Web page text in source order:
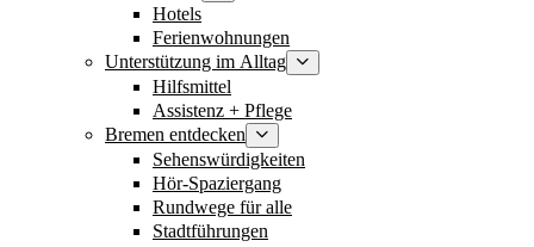
Hotels
Ferienwohnungen
Unterstützung im Alltag
Hilfsmittel
Assistenz + Pflege
Bremen entdecken
Sehenswürdigkeiten
Hör-Spaziergang
Rundwege für alle
Stadtführungen